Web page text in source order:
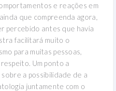
e reações em
que compreenda agora,
percebido antes que havia
facilitará muito o
para muitas pessoas,
Um ponto a
a possibilidade de a
juntamente com o